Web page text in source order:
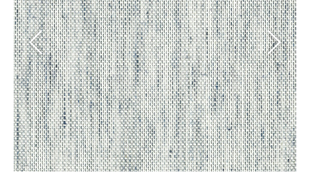
ブランド・コレクション
Lilycolor Coordinate 着せ替えシミュレーション
カーテン
床材
サステナブル商品
ノンワックス床タイル
壁紙機能性ガイド
施工事例 トップ
医療・福祉施設
ホテル・オフィス・店舗
モデルハウス
新築戸建・マンション
#リリカラのある暮らし
リリカラノート
ショールーム
ショールーム トップ
東京ショールーム
大阪ショールーム
お客様サポート
お客様サポート トップ